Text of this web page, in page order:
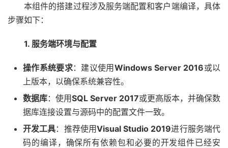
本组件的搭建过程涉及服务端配置和客户端编译，具体
步骤如下：
1. 服务端环境与配置
操作系统要求：建议使用Windows Server 2016或以
上版本，以确保系统兼容性。
数据库：使用SQL Server 2017或更高版本，并确保数
据库连接设置与源码中的配置文件一致。
开发工具：推荐使用Visual Studio 2019进行服务端代
码的编译，确保所有依赖包和必要的开发组件已经安